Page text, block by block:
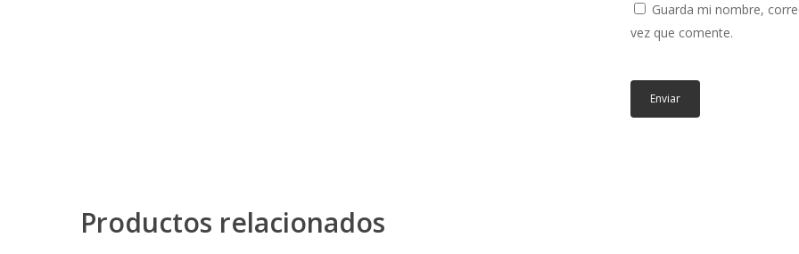
Guarda mi nombre,
vez que comente.
Productos relacionados